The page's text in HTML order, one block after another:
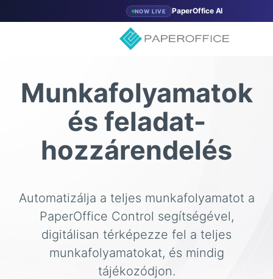
NOW LIVE PaperOffice AI
Munkafolyamatok
és feladat-
hozzárendelés
Automatizálja a teljes munkafolyamatot a
PaperOffice Control segítségével,
digitálisan térképezze fel a teljes
munkafolyamatokat, és mindig
tájékozódjon.